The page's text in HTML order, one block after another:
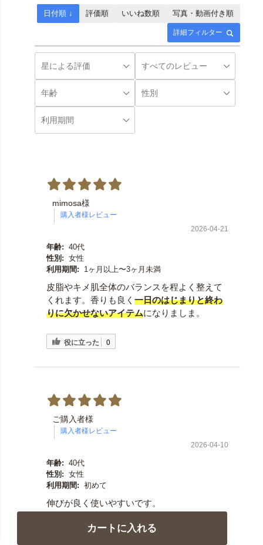
カートに入れる
詳細フィルター
日付順 ↓ 評価順 いいね数順 写真・動画付き順
mimosa様
2026-04-21
年齢: 40代
性別: 女性
利用期間:
1ヶ月以上〜3ヶ月未満
皮脂やキメ肌全体のバランスを程よく整えて
くれます。香りも良く 一日のはじまりと終わ
りに欠かせないアイテムになりましま。
役に立った 0
ご購入者様
2026-04-10
年齢: 40代
性別: 女性
利用期間: 初めて
伸びが良く使いやすいです。